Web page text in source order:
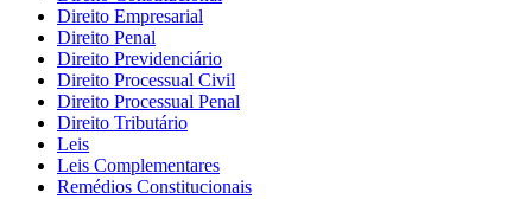
Direito Empresarial
Direito Penal
Direito Previdenciário
Direito Processual Civil
Direito Processual Penal
Direito Tributário
Leis
Leis Complementares
Remédios Constitucionais